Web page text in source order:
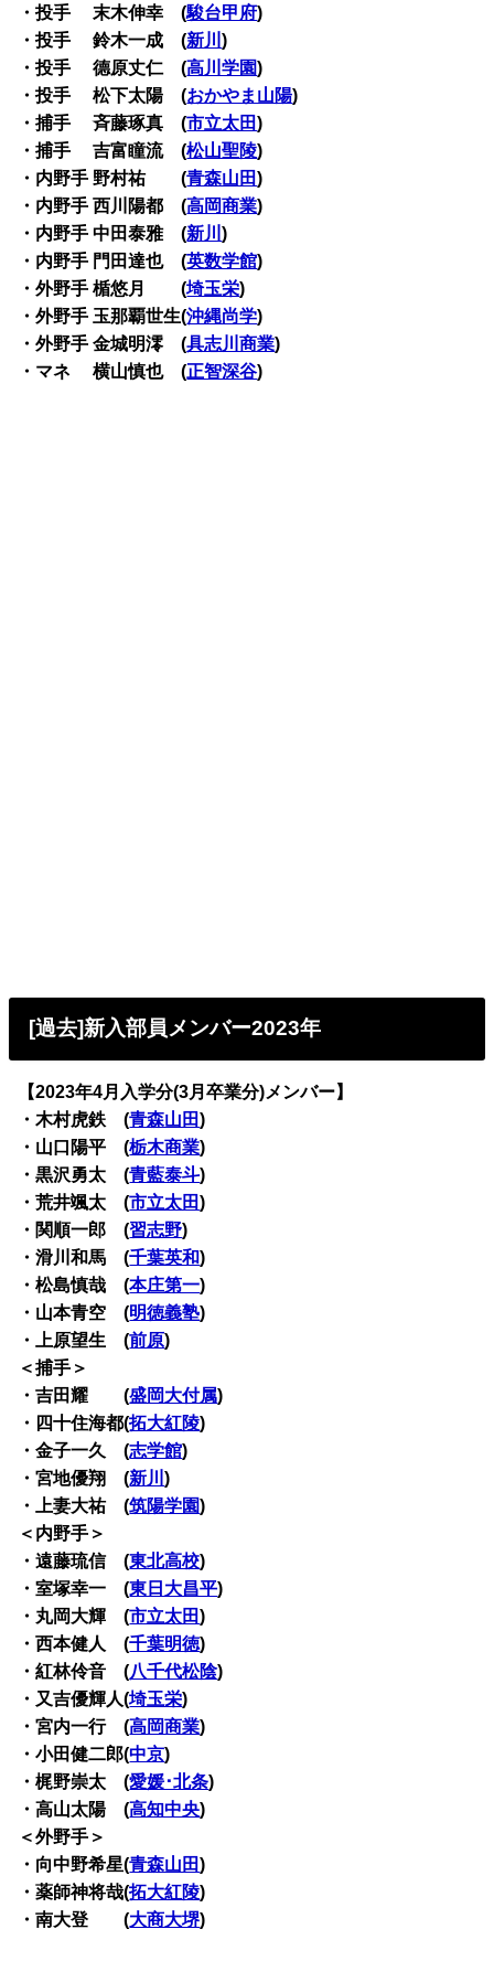
・投手 末木伸幸 (駿台甲府)
・投手 鈴木一成 (新川)
・投手 德原丈仁 (高川学園)
・投手 松下太陽 (おかやま山陽)
・捕手 斉藤琢真 (市立太田)
・捕手 吉富瞳流 (松山聖陵)
・内野手 野村祐 (青森山田)
・内野手 西川陽都 (高岡商業)
・内野手 中田泰雅 (新川)
・内野手 門田達也 (英数学館)
・外野手 楯悠月 (埼玉栄)
・外野手 玉那覇世生(沖縄尚学)
・外野手 金城明澪 (具志川商業)
・マネ 横山慎也 (正智深谷)
[過去]新入部員メンバー2023年
【2023年4月入学分(3月卒業分)メンバー】
・木村虎鉄 (青森山田)
・山口陽平 (栃木商業)
・黒沢勇太 (青藍泰斗)
・荒井颯太 (市立太田)
・関順一郎 (習志野)
・滑川和馬 (千葉英和)
・松島慎哉 (本庄第一)
・山本青空 (明徳義塾)
・上原望生 (前原)
＜捕手＞
・吉田耀 (盛岡大付属)
・四十住海都(拓大紅陵)
・金子一久 (志学館)
・宮地優翔 (新川)
・上妻大祐 (筑陽学園)
＜内野手＞
・遠藤琉信 (東北高校)
・室塚幸一 (東日大昌平)
・丸岡大輝 (市立太田)
・西本健人 (千葉明徳)
・紅林伶音 (八千代松陰)
・又吉優輝人(埼玉栄)
・宮内一行 (高岡商業)
・小田健二郎(中京)
・梶野崇太 (愛媛･北条)
・高山太陽 (高知中央)
＜外野手＞
・向中野希星(青森山田)
・薬師神将哉(拓大紅陵)
・南大登 (大商大堺)